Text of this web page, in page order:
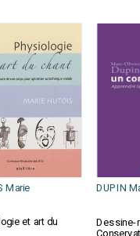
Marie DUPIN
et art du Dessine-